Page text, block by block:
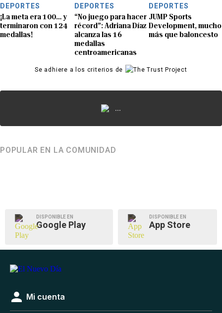
DEPORTES
¡La meta era 100… y
terminaron con 124
medallas!
DEPORTES
“No juego para hacer
récord”: Adriana Díaz
alcanza las 16
medallas
centroamericanas
DEPORTES
JUMP Sports
Development, mucho
más que baloncesto
Se adhiere a los criterios de
...
POPULAR EN LA COMUNIDAD
DISPONIBLE EN
Google Play
DISPONIBLE EN
App Store
Mi cuenta